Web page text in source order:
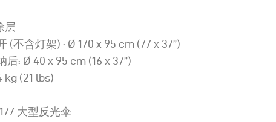
层
(不含灯架) : Ø 170 x 95 cm (77 x 37”)
后: Ø 40 x 95 cm (16 x 37”)
kg (21 lbs)
大型反光伞